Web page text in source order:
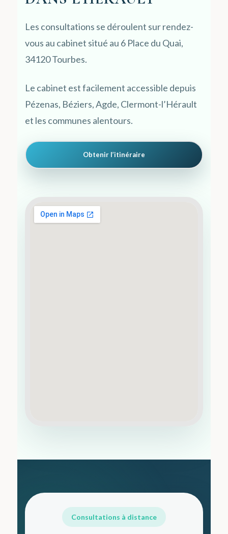
Les consultations se déroulent sur rendez-
vous au cabinet situé au 6 Place du Quai,
34120 Tourbes.
Le cabinet est facilement accessible depuis
Pézenas, Béziers, Agde, Clermont-l’Hérault
et les communes alentours.
Obtenir l’itinéraire
Consultations à distance